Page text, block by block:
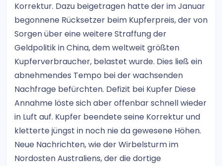
Korrektur. Dazu beigetragen hatte der im Januar
begonnene Rücksetzer beim Kupferpreis, der von
Sorgen über eine weitere Straffung der
Geldpolitik in China, dem weltweit größten
Kupferverbraucher, belastet wurde. Dies ließ ein
abnehmendes Tempo bei der wachsenden
Nachfrage befürchten. Defizit bei Kupfer Diese
Annahme löste sich aber offenbar schnell wieder
in Luft auf. Kupfer beendete seine Korrektur und
kletterte jüngst in noch nie da gewesene Höhen.
Neue Nachrichten, wie der Wirbelsturm im
Nordosten Australiens, der die dortige